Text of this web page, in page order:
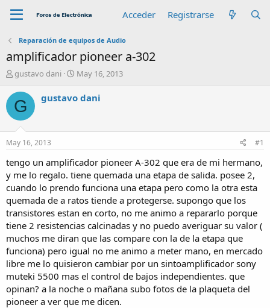
Acceder Registrarse
Reparación de equipos de Audio
amplificador pioneer a-302
A
t
o
r
gustavo dani
F
c
n
c
i
o
May 16, 2013
G gustavo dani
May 16, 2013 #1
tengo un amplificador pioneer A-302 que era de mi hermano,
y me lo regalo. tiene quemada una etapa de salida. posee 2,
cuando lo prendo funciona una etapa pero como la otra esta
quemada de a ratos tiende a protegerse. supongo que los
transistores estan en corto, no me animo a repararlo porque
tiene 2 resistencias calcinadas y no puedo averiguar su valor (
muchos me diran que las compare con la de la etapa que
funciona) pero igual no me animo a meter mano, en mercado
libre me lo quisieron cambiar por un sintoamplificador sony
muteki 5500 mas el control de bajos independientes. que
opinan? a la noche o mañana subo fotos de la plaqueta del
pioneer a ver que me dicen.